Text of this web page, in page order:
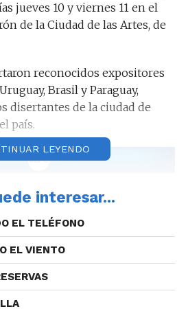
jueves 10 y viernes 11 en el
de la Ciudad de las Artes, de
reconocidos expositores
Brasil y Paraguay,
disertantes de la ciudad de
país.
el debate, análisis y
prácticas que hoy existen en
la producción de conocimiento
aplicar a la toma de
de políticas de seguridad.
LEYENDO
interesar...
EL TELÉFONO
EL VIENTO